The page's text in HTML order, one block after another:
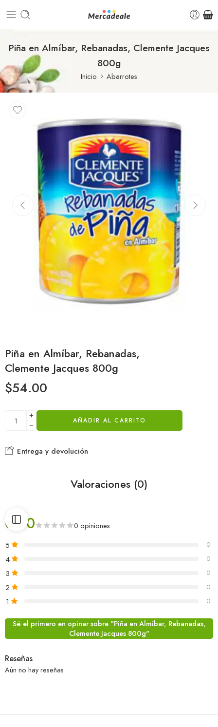
Piña en Almíbar, Rebanadas, Clemente Jacques
800g
Inicio Abarrotes
Piña en Almíbar, Rebanadas,
Clemente Jacques 800g
$54.00
AÑADIR AL CARRITO
Entrega y devolución
Valoraciones (0)
0.00 0 opiniones
5 0
4 0
3 0
2 0
1 0
Sé el primero en opinar sobre "Piña en Almíbar, Rebanadas,
Clemente Jacques 800g"
Reseñas
Aún no hay reseñas.